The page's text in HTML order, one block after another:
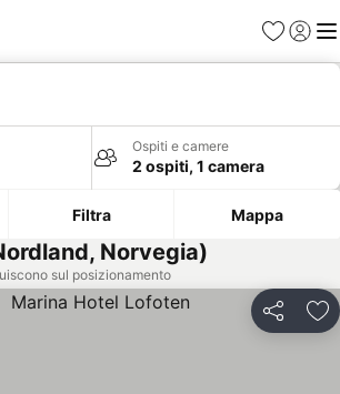
PreferitiAccedi
Ospiti e camere
2 ospiti, 1 camera
Filtra Mappa
Norvegia)
sul posizionamento
Condividi